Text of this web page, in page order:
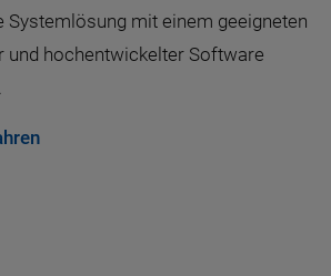
Systemlösung mit einem geeigneten
und hochentwickelter Software